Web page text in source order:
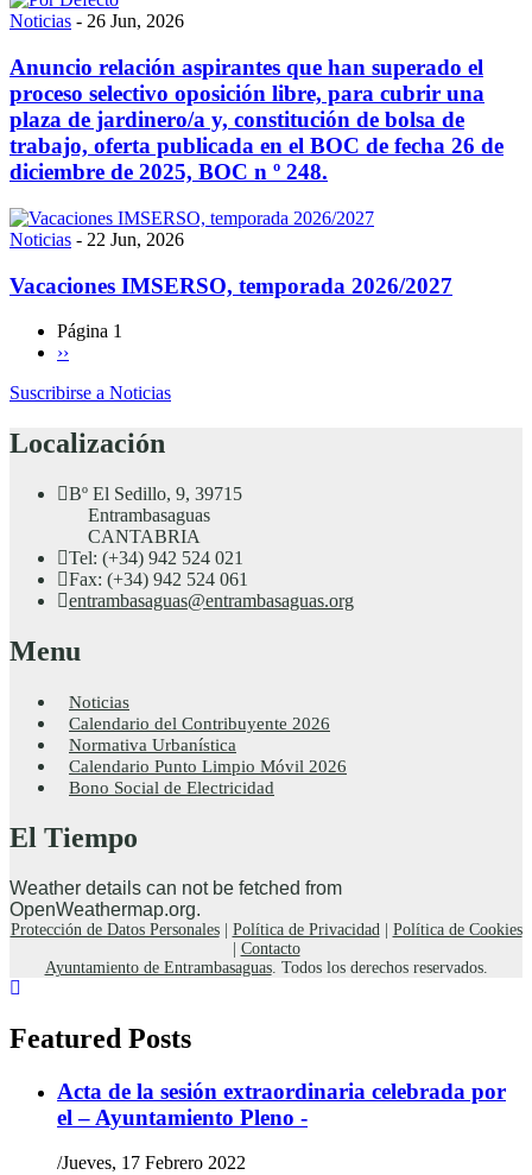
Noticias - 26 Jun, 2026
Anuncio relación aspirantes que han superado el
proceso selectivo oposición libre, para cubrir una
plaza de jardinero/a y, constitución de bolsa de
trabajo, oferta publicada en el BOC de fecha 26 de
diciembre de 2025, BOC n º 248.
Noticias - 22 Jun, 2026
Vacaciones IMSERSO, temporada 2026/2027
Paginación
Página 1
Siguiente
››
Suscribirse a Noticias
Localización
Bº El Sedillo, 9, 39715
Entrambasaguas
CANTABRIA
Tel: (+34) 942 524 021
Fax: (+34) 942 524 061
entrambasaguas@entrambasaguas.org
Menu
Noticias
Calendario del Contribuyente 2026
Normativa Urbanística
Calendario Punto Limpio Móvil 2026
Bono Social de Electricidad
El Tiempo
Weather details can not be fetched from
OpenWeathermap.org.
Protección de Datos Personales| Política de Privacidad | Política de Cookies
| Contacto
Ayuntamiento de Entrambasaguas. Todos los derechos reservados.
Featured Posts
Acta de la sesión extraordinaria celebrada por
el – Ayuntamiento Pleno -
/Jueves, 17 Febrero 2022